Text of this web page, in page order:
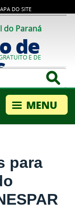
DO SITE
do Paraná
de
E DE
para